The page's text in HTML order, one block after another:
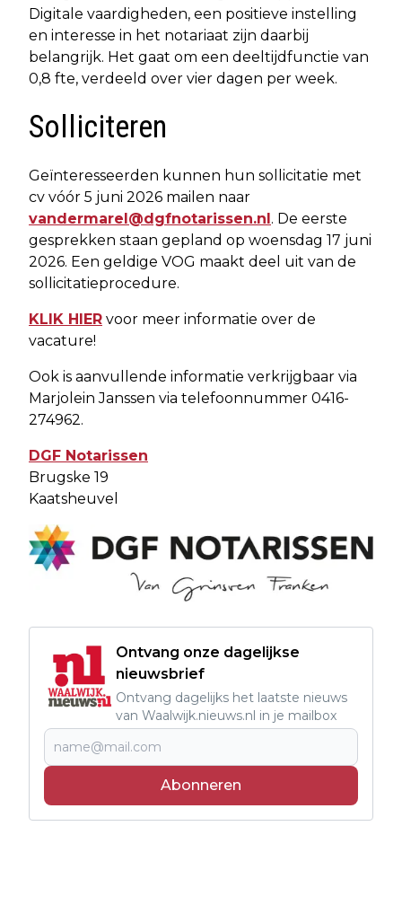
Digitale vaardigheden, een positieve instelling
en interesse in het notariaat zijn daarbij
belangrijk. Het gaat om een deeltijdfunctie van
0,8 fte, verdeeld over vier dagen per week.
Solliciteren
Geïnteresseerden kunnen hun sollicitatie met
cv vóór 5 juni 2026 mailen naar
vandermarel@dgfnotarissen.nl. De eerste
gesprekken staan gepland op woensdag 17 juni
2026. Een geldige VOG maakt deel uit van de
sollicitatieprocedure.
KLIK HIER voor meer informatie over de
vacature!
Ook is aanvullende informatie verkrijgbaar via
Marjolein Janssen via telefoonnummer 0416-
274962.
DGF Notarissen
Brugske 19
Kaatsheuvel
Ontvang onze dagelijkse
nieuwsbrief
Ontvang dagelijks het laatste nieuws
van Waalwijk.nieuws.nl in je mailbox
Abonneren